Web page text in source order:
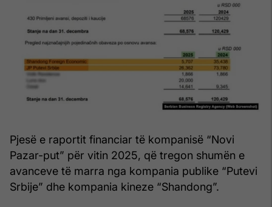
Pjesë e raportit financiar të kompanisë “Novi
Pazar-put” për vitin 2025, që tregon shumën e
avanceve të marra nga kompania publike “Putevi
Srbije” dhe kompania kineze “Shandong”.